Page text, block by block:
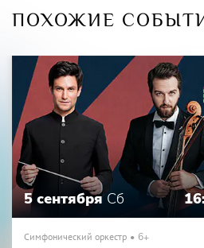
ПОХОЖИЕ
5 сентября Сб
Симфонический оркестр 6+